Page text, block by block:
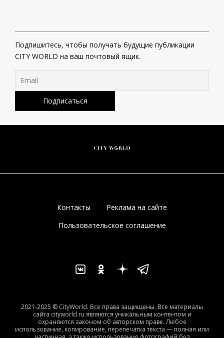
Подпишитесь, чтобы получать будущие публикации
CITY WORLD на ваш почтовый ящик.
Контакты
Реклама на сайте
Пользовательское соглашение
2021-2025 © CityWorld. Все права защищены. Все материалы
сайта cityworld.ru являются уникальным контентом и
охраняются законом об авторском праве. Любое
использование, копирование, перепечатка текста — полная или